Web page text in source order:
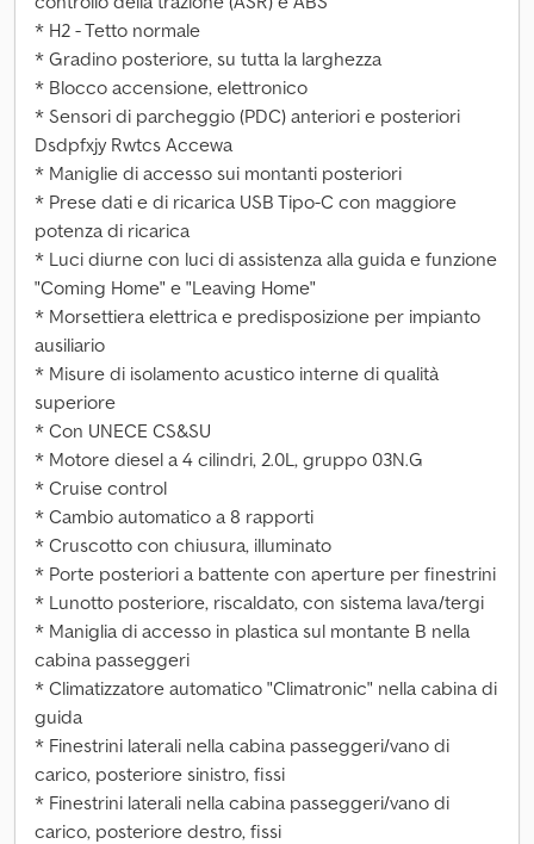
* H2 - Tetto normale
* Gradino posteriore, su tutta la larghezza
* Blocco accensione, elettronico
* Sensori di parcheggio (PDC) anteriori e posteriori
Dsdpfxjy Rwtcs Accewa
* Maniglie di accesso sui montanti posteriori
* Prese dati e di ricarica USB Tipo-C con maggiore
potenza di ricarica
* Luci diurne con luci di assistenza alla guida e funzione
"Coming Home" e "Leaving Home"
* Morsettiera elettrica e predisposizione per impianto
ausiliario
* Misure di isolamento acustico interne di qualità
superiore
* Con UNECE CS&SU
* Motore diesel a 4 cilindri, 2.0L, gruppo 03N.G
* Cruise control
* Cambio automatico a 8 rapporti
* Cruscotto con chiusura, illuminato
* Porte posteriori a battente con aperture per finestrini
* Lunotto posteriore, riscaldato, con sistema lava/tergi
* Maniglia di accesso in plastica sul montante B nella
cabina passeggeri
* Climatizzatore automatico "Climatronic" nella cabina di
guida
* Finestrini laterali nella cabina passeggeri/vano di
carico, posteriore sinistro, fissi
* Finestrini laterali nella cabina passeggeri/vano di
carico, posteriore destro, fissi